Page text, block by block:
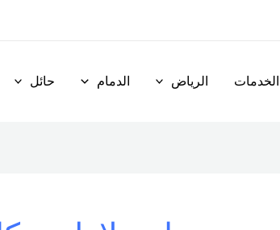
الخدمات الرياض الدمام حائل